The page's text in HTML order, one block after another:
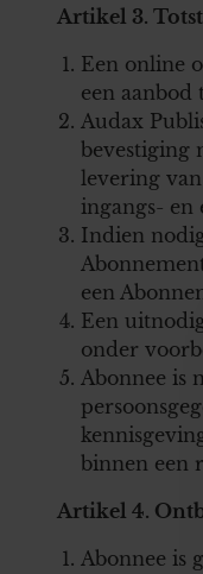
Artikel 3.
Een online
een aanbod
Audax
bevestiging
levering
ingangs- en
Indien
een
Een
onder
Abonnee is
binnen een
Artikel 4.
Abonnee is